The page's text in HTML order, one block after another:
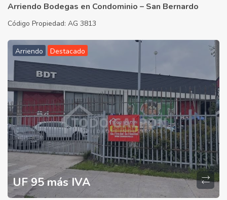
Arriendo Bodegas en Condominio – San Bernardo
Código Propiedad: AG 3813
Arriendo Destacado
UF 95 más IVA